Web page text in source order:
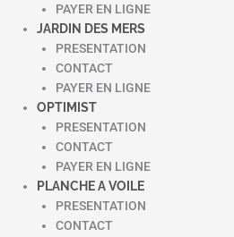
PAYER EN LIGNE
JARDIN DES MERS
PRESENTATION
CONTACT
PAYER EN LIGNE
OPTIMIST
PRESENTATION
CONTACT
PAYER EN LIGNE
PLANCHE A VOILE
PRESENTATION
CONTACT